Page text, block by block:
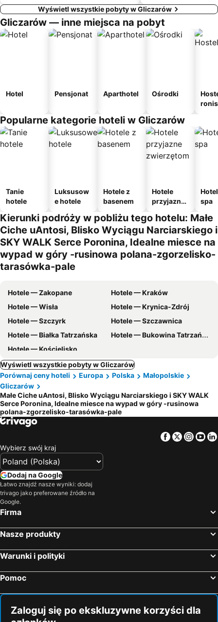
Wyświetl wszystkie pobyty w Gliczarów
Gliczarów — inne miejsca na pobyt
Hotel Pensjonat Aparthotel Ośrodki
Popularne kategorie hoteli w Gliczarów
Tanie
hotele
Luksusow
e hotele
Hotele z
basenem
Hotele
przyjazne
m
spa
Kierunki podróży w pobliżu tego hotelu: Małe
Ciche uAntosi, Blisko Wyciągu Narciarskiego i
SKY WALK Serce Poronina, Idealne miesce na
wypad w góry -rusinowa polana-zgorzelisko-
tarasówka-pale
Hotele — Zakopane
Hotele — Kraków
Hotele — Wisła
Hotele — Krynica-Zdrój
Hotele — Szczyrk
Hotele — Szczawnica
Hotele — Białka Tatrzańska
Hotele — Bukowina Tatrzańska
Hotele — Kościelisko
Wyświetl wszystkie pobyty w Gliczarów
Porównaj ceny hoteli
Europa Polska
Małopolskie
Gliczarów
Małe Ciche uAntosi, Blisko Wyciągu Narciarskiego i SKY WALK
Serce Poronina, Idealne miesce na wypad w góry -rusinowa
polana-zgorzelisko-tarasówka-pale
Facebook
Twitter
Wybierz swój kraj
Dodaj na Google
Łatwo znajdź nasze wyniki: dodaj
trivago jako preferowane źródło na
Google.
Firma
Nasze produkty
Warunki i polityki
Pomoc
Zaloguj się po ekskluzywne korzyści dla